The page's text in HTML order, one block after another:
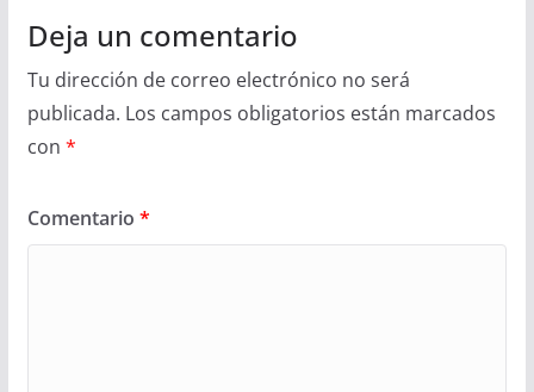
Deja un comentario
Tu dirección de correo electrónico no será
publicada. Los campos obligatorios están marcados
con *
Comentario *